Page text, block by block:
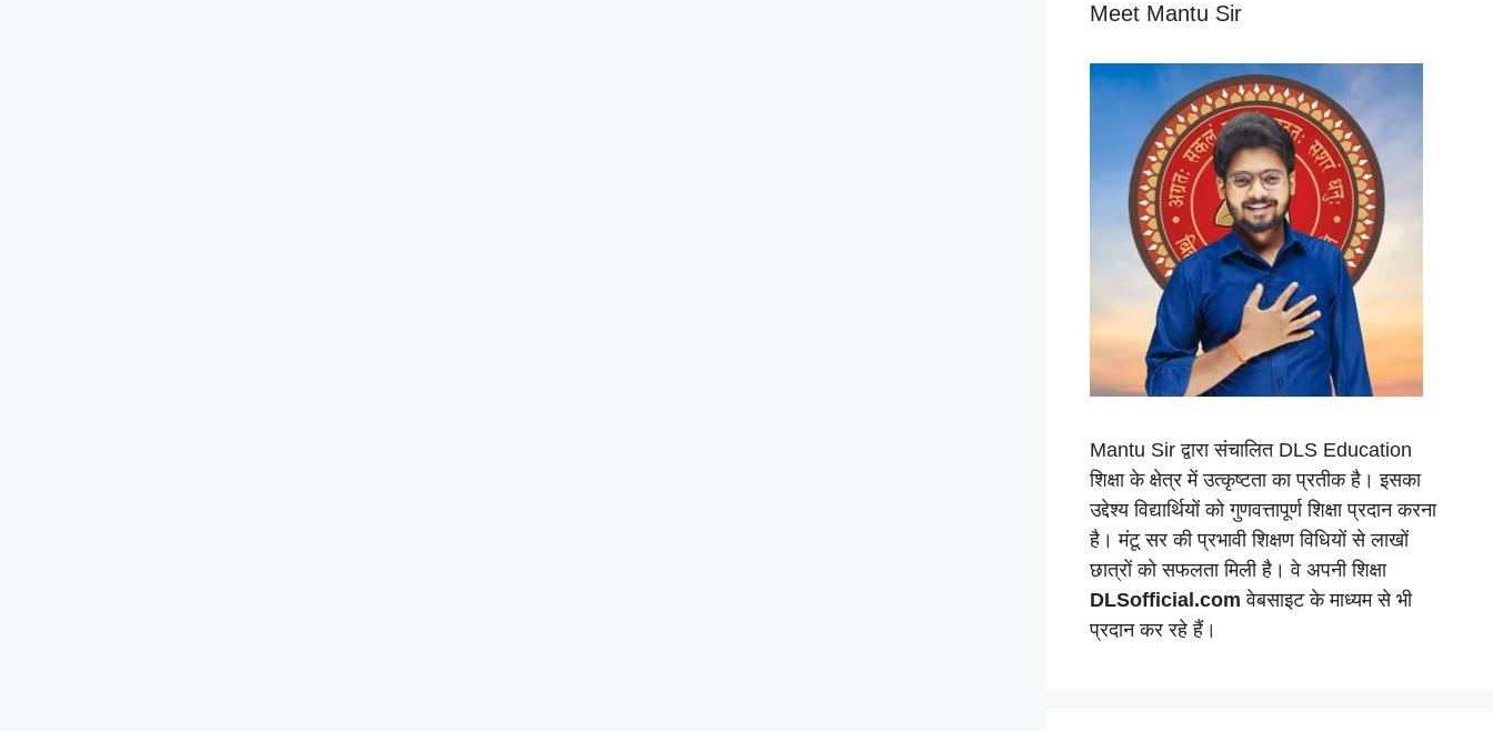
Meet Mantu Sir
Mantu Sir द्वारा संचालित DLS Education
शिक्षा के क्षेत्र में उत्कृष्टता का प्रतीक है। इसका
उद्देश्य विद्यार्थियों को गुणवत्तापूर्ण शिक्षा प्रदान करना
है। मंटू सर की प्रभावी शिक्षण विधियों से लाखों
छात्रों को सफलता मिली है। वे अपनी शिक्षा
DLSofficial.com वेबसाइट के माध्यम से भी
प्रदान कर रहे हैं।